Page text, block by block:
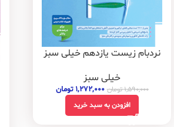
نردبام زیست یازدهم خیلی سبز
خیلی سبز
۱,۵۹۰,۰۰۰تومان ۱,۲۷۲,۰۰۰ تومان
افزودن به سبد خرید